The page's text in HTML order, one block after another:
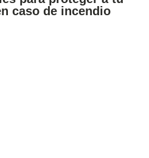
caso de incendio